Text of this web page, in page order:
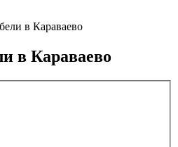
в Караваево
в Караваево